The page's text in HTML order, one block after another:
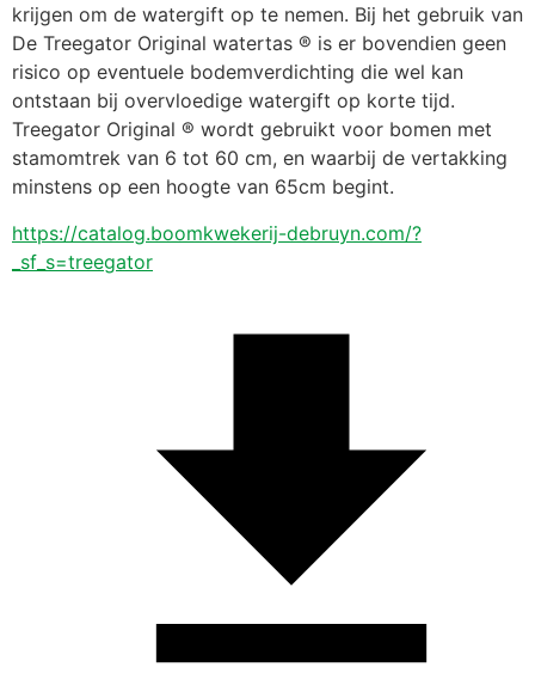
krijgen om de watergift op te nemen. Bij het gebruik van
De Treegator Original watertas ® is er bovendien geen
risico op eventuele bodemverdichting die wel kan
ontstaan bij overvloedige watergift op korte tijd.
Treegator Original ® wordt gebruikt voor bomen met
stamomtrek van 6 tot 60 cm, en waarbij de vertakking
minstens op een hoogte van 65cm begint.
https://catalog.boomkwekerij-debruyn.com/?
_sf_s=treegator